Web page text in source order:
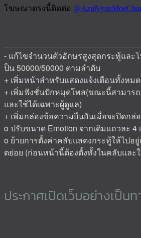
- แก้ไขจำนวนตัวอักษรสูงสุดกระทู้และโ
ป็น 50000/50000 ตามลำดับ
+ เพิ่มหน้าสำหรับแสดงแจ้งเตือนทั้งหมด
+ เพิ่มฟังชั่นปักหมุดโพส(ขณะนี้สามาร
และใช้ได้เฉพาะผู้ดูแล)
+ เพิ่มกล่องข้อความยืนยันเมื่อจะปิดก
o ปรับขนาด Emotion จากเดิมแถวละ 4
o ย้ายการตั้งค่าคลับแสดงกระทู้ให้ไปอ
ดย่อย (ก่อนหน้านี้ต้องตั้งทั้งในคลับและ
ประกาศเปิดเว็บอย่างเป็น